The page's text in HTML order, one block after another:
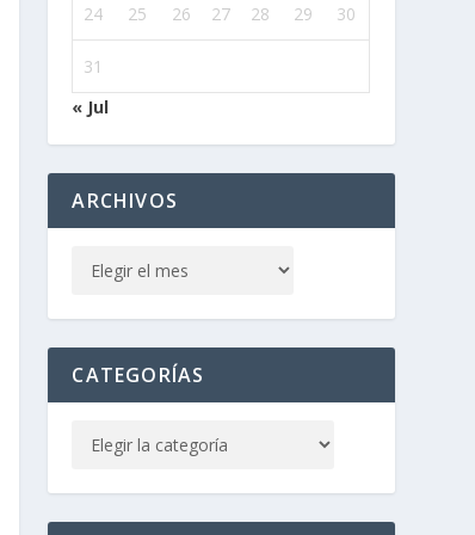
24 25 26 27 28 29 30
31
« Jul
ARCHIVOS
CATEGORÍAS